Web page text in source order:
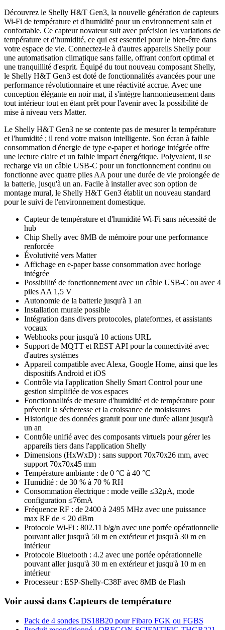
Découvrez le Shelly H&T Gen3, la nouvelle génération de capteurs
Wi-Fi de température et d'humidité pour un environnement sain et
confortable. Ce capteur novateur suit avec précision les variations de
température et d'humidité, ce qui est essentiel pour le bien-être dans
votre espace de vie. Connectez-le à d'autres appareils Shelly pour
une automatisation climatique sans faille, offrant confort optimal et
une tranquillité d'esprit. Équipé du tout nouveau composant Shelly,
le Shelly H&T Gen3 est doté de fonctionnalités avancées pour une
performance révolutionnaire et une réactivité accrue. Avec une
conception élégante en noir mat, il s'intègre harmonieusement dans
tout intérieur tout en étant prêt pour l'avenir avec la possibilité de
mise à niveau vers Matter.
Le Shelly H&T Gen3 ne se contente pas de mesurer la température
et l'humidité ; il rend votre maison intelligente. Son écran à faible
consommation d'énergie de type e-paper et horloge intégrée offre
une lecture claire et un faible impact énergétique. Polyvalent, il se
recharge via un câble USB-C pour un fonctionnement continu ou
fonctionne avec quatre piles AA pour une durée de vie prolongée de
la batterie, jusqu'à un an. Facile à installer avec son option de
montage mural, le Shelly H&T Gen3 établit un nouveau standard
pour le suivi de l'environnement domestique.
Capteur de température et d'humidité Wi-Fi sans nécessité de
hub
Chip Shelly avec 8MB de mémoire pour une performance
renforcée
Évolutivité vers Matter
Affichage en e-paper basse consommation avec horloge
intégrée
Possibilité de fonctionnement avec un câble USB-C ou avec 4
piles AA 1,5 V
Autonomie de la batterie jusqu'à 1 an
Installation murale possible
Intégration dans divers protocoles, plateformes, et assistants
vocaux
Webhooks pour jusqu'à 10 actions URL
Support de MQTT et REST API pour la connectivité avec
d'autres systèmes
Appareil compatible avec Alexa, Google Home, ainsi que les
dispositifs Android et iOS
Contrôle via l'application Shelly Smart Control pour une
gestion simplifiée de vos espaces
Fonctionnalités de mesure d'humidité et de température pour
prévenir la sécheresse et la croissance de moisissures
Historique des données gratuit pour une durée allant jusqu'à
un an
Contrôle unifié avec des composants virtuels pour gérer les
appareils tiers dans l'application Shelly
Dimensions (HxWxD) : sans support 70x70x26 mm, avec
support 70x70x45 mm
Température ambiante : de 0 °C à 40 °C
Humidité : de 30 % à 70 % RH
Consommation électrique : mode veille ≤32μA, mode
configuration ≤76mA
Fréquence RF : de 2400 à 2495 MHz avec une puissance
max RF de < 20 dBm
Protocole Wi-Fi : 802.11 b/g/n avec une portée opérationnelle
pouvant aller jusqu'à 50 m en extérieur et jusqu'à 30 m en
intérieur
Protocole Bluetooth : 4.2 avec une portée opérationnelle
pouvant aller jusqu'à 30 m en extérieur et jusqu'à 10 m en
intérieur
Processeur : ESP-Shelly-C38F avec 8MB de Flash
Voir aussi dans Capteurs de température
Pack de 4 sondes DS18B20 pour Fibaro FGK ou FGBS